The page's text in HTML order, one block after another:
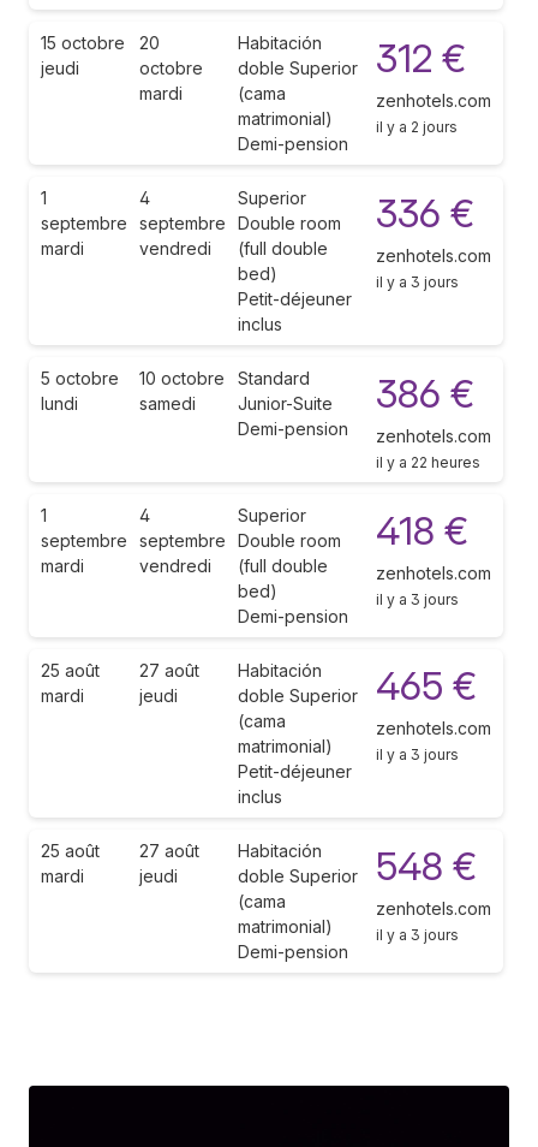
15 octobre
jeudi
20
octobre
mardi
Habitación
doble Superior
(cama
matrimonial)
Demi-pension
312 €
zenhotels.com
il y a 2 jours
1
septembre
mardi
4
septembre
vendredi
Superior
Double room
(full double
bed)
Petit-déjeuner
inclus
336 €
zenhotels.com
il y a 3 jours
5 octobre
lundi
10 octobre
samedi
Standard
Junior-Suite
Demi-pension
386 €
zenhotels.com
il y a 22 heures
1
septembre
mardi
4
septembre
vendredi
Superior
Double room
(full double
bed)
Demi-pension
418 €
zenhotels.com
il y a 3 jours
25 août
mardi
27 août
jeudi
Habitación
doble Superior
(cama
matrimonial)
Petit-déjeuner
inclus
465 €
zenhotels.com
il y a 3 jours
25 août
mardi
27 août
jeudi
Habitación
doble Superior
(cama
matrimonial)
Demi-pension
548 €
zenhotels.com
il y a 3 jours